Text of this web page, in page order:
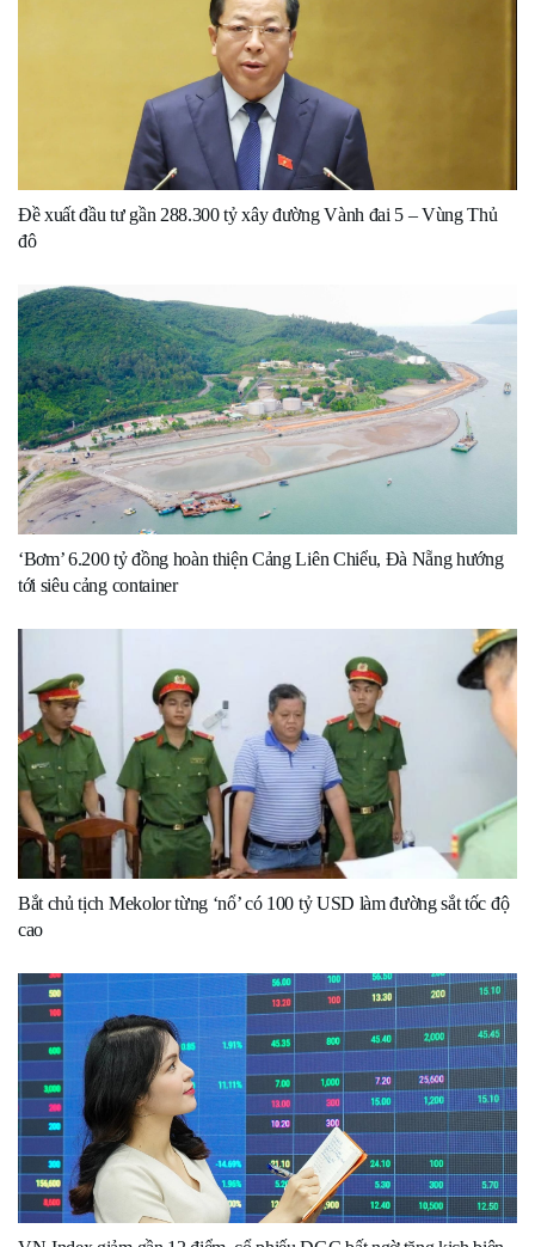
Đề xuất đầu tư gần 288.300 tỷ xây đường Vành đai 5 – Vùng Thủ
đô
‘Bơm’ 6.200 tỷ đồng hoàn thiện Cảng Liên Chiểu, Đà Nẵng hướng
tới siêu cảng container
Bắt chủ tịch Mekolor từng ‘nổ’ có 100 tỷ USD làm đường sắt tốc độ
cao